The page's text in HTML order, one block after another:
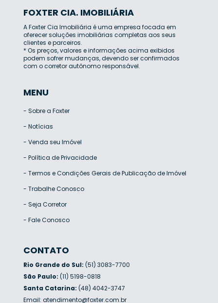
FOXTER CIA. IMOBILIÁRIA
A Foxter Cia Imobiliária é uma empresa focada em
oferecer soluções imobiliárias completas aos seus
clientes e parceiros.
* Os preços, valores e informações acima exibidos
podem sofrer mudanças, devendo ser confirmados
com o corretor autônomo responsável.
MENU
- Sobre a Foxter
- Notícias
- Venda seu Imóvel
- Política de Privacidade
- Termos e Condições Gerais de Publicação de Imóvel
- Trabalhe Conosco
- Seja Corretor
- Fale Conosco
CONTATO
Rio Grande do Sul: (51) 3083-7700
São Paulo: (11) 5198-0818
Santa Catarina: (48) 4042-3747
Email: atendimento@foxter.com.br